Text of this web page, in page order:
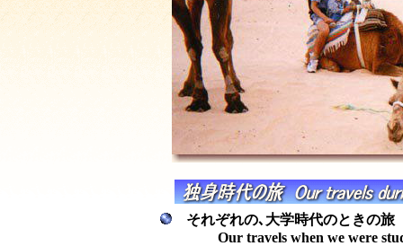
それぞれの､大学時代のときの旅
Our travels when we were